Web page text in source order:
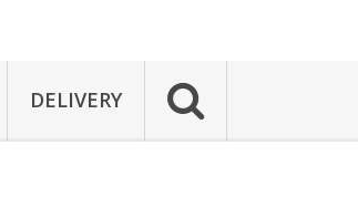
DELIVERY